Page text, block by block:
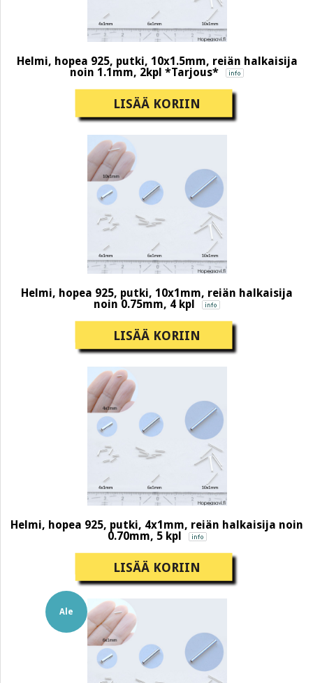
Helmi, hopea 925, putki, 10x1.5mm, reiän halkaisija
noin 1.1mm, 2kpl *Tarjous*
LISÄÄ KORIIN
Helmi, hopea 925, putki, 10x1mm, reiän halkaisija
noin 0.75mm, 4 kpl
LISÄÄ KORIIN
Helmi, hopea 925, putki, 4x1mm, reiän halkaisija noin
0.70mm, 5 kpl
LISÄÄ KORIIN
Ale